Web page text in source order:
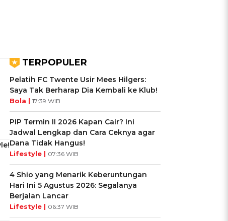
TERPOPULER
Pelatih FC Twente Usir Mees Hilgers:
Saya Tak Berharap Dia Kembali ke Klub!
Bola | 17:39 WIB
PIP Termin II 2026 Kapan Cair? Ini
Jadwal Lengkap dan Cara Ceknya agar
Dana Tidak Hangus!
Lifestyle | 07:36 WIB
4 Shio yang Menarik Keberuntungan
Hari Ini 5 Agustus 2026: Segalanya
Berjalan Lancar
Lifestyle | 06:37 WIB